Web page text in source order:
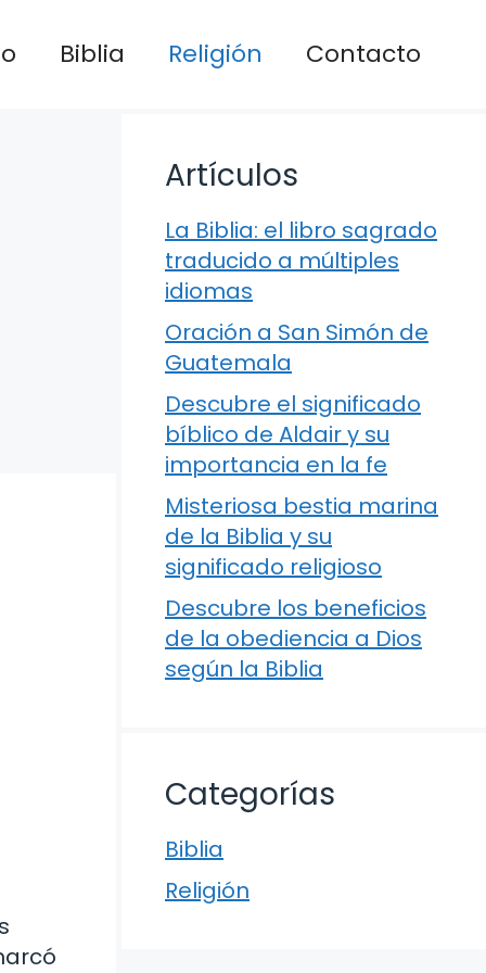
Biblia Religión Contacto
Artículos
La Biblia: el libro sagrado
traducido a múltiples
idiomas
Oración a San Simón de
Guatemala
Descubre el significado
bíblico de Aldair y su
importancia en la fe
Misteriosa bestia marina
de la Biblia y su
significado religioso
Descubre los beneficios
de la obediencia a Dios
según la Biblia
Categorías
Biblia
Religión